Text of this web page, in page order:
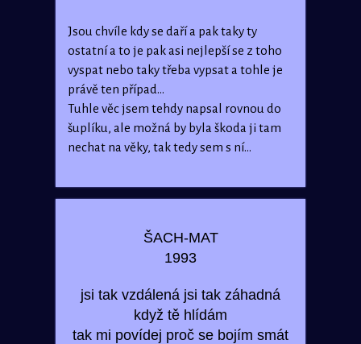
Jsou chvíle kdy se daří a pak taky ty
ostatní a to je pak asi nejlepší se z toho
vyspat nebo taky třeba vypsat a tohle je
právě ten případ...
Tuhle věc jsem tehdy napsal rovnou do
šuplíku, ale možná by byla škoda ji tam
nechat na věky, tak tedy sem s ní...
ŠACH-MAT
1993
jsi tak vzdálená jsi tak záhadná
když tě hlídám
tak mi povídej proč se bojím smát